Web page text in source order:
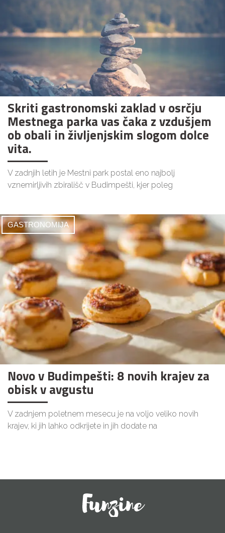
Skriti gastronomski zaklad v osrčju
Mestnega parka vas čaka z vzdušjem
ob obali in življenjskim slogom dolce
vita.
V zadnjih letih je Mestni park postal eno najbolj
vznemirljivih zbirališč v Budimpešti, kjer poleg
GASTRONOMIJA
Novo v Budimpešti: 8 novih krajev za
obisk v avgustu
V zadnjem poletnem mesecu je na voljo veliko novih
krajev, ki jih lahko odkrijete in jih dodate na